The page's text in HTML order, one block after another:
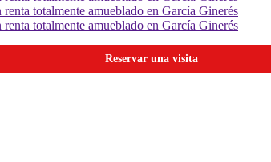
Reservar una visita